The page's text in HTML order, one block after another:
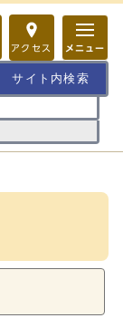
アクセス メニュー